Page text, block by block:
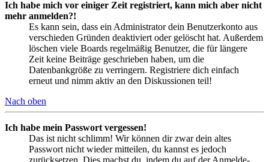
Ich habe mich vor einiger Zeit registriert, kann mich aber nicht
mehr anmelden?!
Es kann sein, dass ein Administrator dein Benutzerkonto aus
verschieden Gründen deaktiviert oder gelöscht hat. Außerdem
löschen viele Boards regelmäßig Benutzer, die für längere
Zeit keine Beiträge geschrieben haben, um die
Datenbankgröße zu verringern. Registriere dich einfach
erneut und nimm aktiv an den Diskussionen teil!
Nach oben
Ich habe mein Passwort vergessen!
Das ist nicht schlimm! Wir können dir zwar dein altes
Passwort nicht wieder mitteilen, du kannst es jedoch
zurücksetzen. Dies machst du, indem du auf der Anmelde-